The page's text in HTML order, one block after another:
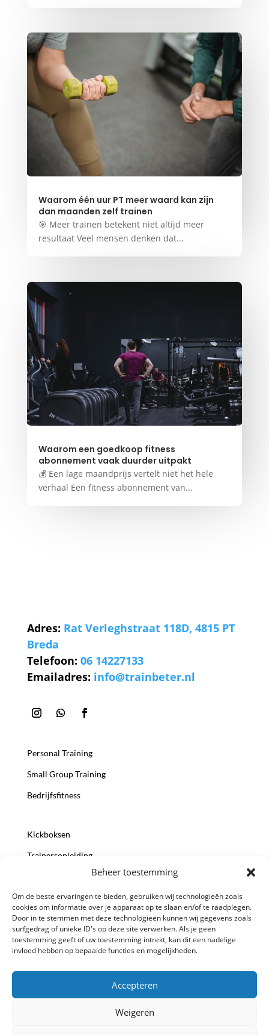
Beheer toestemming
Om de beste ervaringen te bieden, gebruiken wij technologieën zoals
cookies om informatie over je apparaat op te slaan en/of te raadplegen.
Door in te stemmen met deze technologieën kunnen wij gegevens zoals
surfgedrag of unieke ID's op deze site verwerken. Als je geen
toestemming geeft of uw toestemming intrekt, kan dit een nadelige
invloed hebben op bepaalde functies en mogelijkheden.
Accepteren
Weigeren
Waarom één uur PT meer waard kan zijn
dan maanden zelf trainen
🎯 Meer trainen betekent niet altijd meer
resultaat Veel mensen denken dat...
Waarom een goedkoop fitness
abonnement vaak duurder uitpakt
💰 Een lage maandprijs vertelt niet het hele
verhaal Een fitness abonnement van...
Adres: Rat Verleghstraat 118D, 4815 PT
Breda
Telefoon: 06 14227133
Emailadres: info@trainbeter.nl
Personal Training
Small Group Training
Bedrijfsfitness
Kickboksen
Trainersopleiding
Try-Out korting
Team